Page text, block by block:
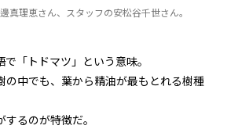
真理恵さん、スタッフの安松谷千世さん。
で「トドマツ」という意味。
の中でも、葉から精油が最もとれる樹種
るのが特徴だ。